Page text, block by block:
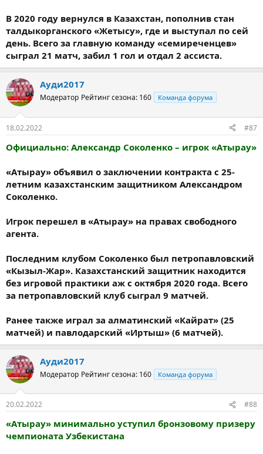
В 2020 году вернулся в Казахстан, пополнив стан
талдыкорганского «Жетысу», где и выступал по сей
день. Всего за главную команду «семиреченцев»
сыграл 21 матч, забил 1 гол и отдал 2 ассиста.
Ауди2017
Модератор Рейтинг сезона: 160 Команда форума
18.02.2022 #87
Официально: Александр Соколенко – игрок «Атырау»
«Атырау» объявил о заключении контракта с 25-
летним казахстанским защитником Александром
Соколенко.
Игрок перешел в «Атырау» на правах свободного
агента.
Последним клубом Соколенко был петропавловский
«Кызыл-Жар». Казахстанский защитник находится
без игровой практики аж с октября 2020 года. Всего
за петропавловский клуб сыграл 9 матчей.
Ранее также играл за алматинский «Кайрат» (25
матчей) и павлодарский «Иртыш» (6 матчей).
Ауди2017
Модератор Рейтинг сезона: 160 Команда форума
20.02.2022 #88
«Атырау» минимально уступил бронзовому призеру
чемпионата Узбекистана